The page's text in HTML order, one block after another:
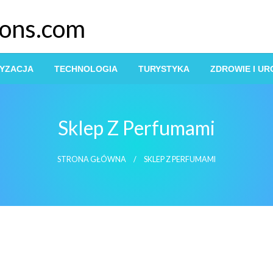
TECHNOLOGIA TURYSTYKA ZDROWIE I
Sklep Z Perfumami
STRONA GŁÓWNA SKLEP Z PERFUMAMI